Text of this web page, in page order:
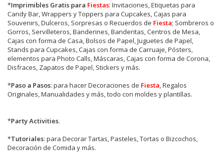
*Imprimibles Gratis para Fiestas: Invitaciones, Etiquetas para
Candy Bar, Wrappers y Toppers para Cupcakes, Cajas para
Souvenirs, Dulceros, Sorpresas o Recuerdos de Fiesta; Sombreros o
Gorros, Servilleteros, Banderines, Banderitas, Centros de Mesa,
Cajas con forma de Casa, Bolsos de Papel, Juguetes de Papel,
Stands para Cupcakes, Cajas con forma de Carruaje, Pósters,
elementos para Photo Calls, Máscaras, Cajas con forma de Corona,
Disfraces, Zapatos de Papel, Stickers y más.
*Paso a Pasos: para hacer Decoraciones de Fiesta, Regalos
Originales, Manualidades y más, todo con moldes y plantillas.
*Party Activities.
*Tutoriales: para Decorar Tartas, Pasteles, Tortas o Bizcochos,
Decoración de Comida y más.